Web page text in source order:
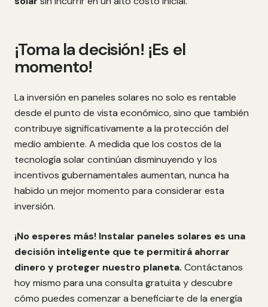
¡Toma la decisión! ¡Es el
momento!
La inversión en paneles solares no solo es rentable
desde el punto de vista económico, sino que también
contribuye significativamente a la protección del
medio ambiente. A medida que los costos de la
tecnología solar continúan disminuyendo y los
incentivos gubernamentales aumentan, nunca ha
habido un mejor momento para considerar esta
inversión.
¡No esperes más! Instalar paneles solares es una
decisión inteligente que te permitirá ahorrar
dinero y proteger nuestro planeta. Contáctanos
hoy mismo para una consulta gratuita y descubre
cómo puedes comenzar a beneficiarte de la energía